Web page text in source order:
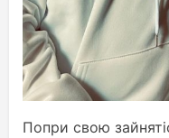
Попри свою